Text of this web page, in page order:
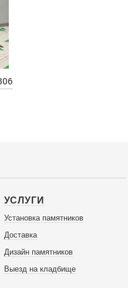
УСЛУГИ
Установка памятников
Доставка
Дизайн памятников
Выезд на кладбище